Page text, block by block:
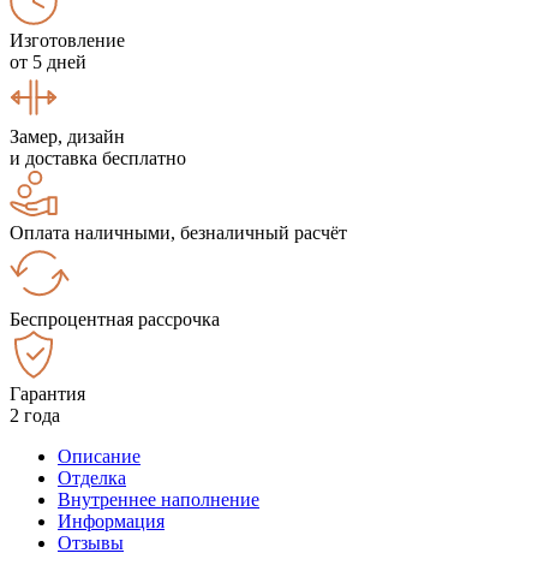
Изготовление
от 5 дней
Замер, дизайн
и доставка бесплатно
Оплата наличными, безналичный расчёт
Беспроцентная рассрочка
Гарантия
2 года
Описание
Отделка
Внутреннее наполнение
Информация
Отзывы